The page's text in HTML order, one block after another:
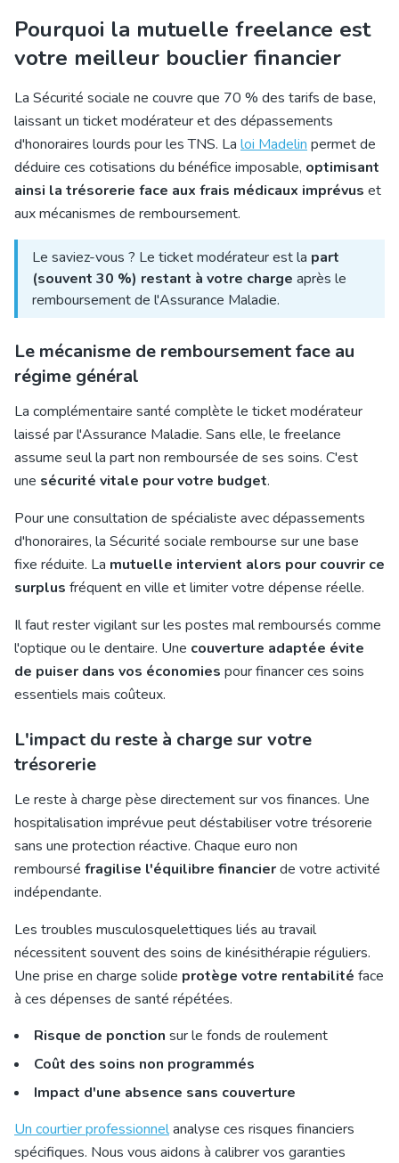
Pourquoi la mutuelle freelance est
votre meilleur bouclier financier
La Sécurité sociale ne couvre que 70 % des tarifs de base,
laissant un ticket modérateur et des dépassements
d'honoraires lourds pour les TNS. La loi Madelin permet de
déduire ces cotisations du bénéfice imposable, optimisant
ainsi la trésorerie face aux frais médicaux imprévus et
aux mécanismes de remboursement.
Le saviez-vous ? Le ticket modérateur est la part
(souvent 30 %) restant à votre charge après le
remboursement de l'Assurance Maladie.
Le mécanisme de remboursement face au
régime général
La complémentaire santé complète le ticket modérateur
laissé par l'Assurance Maladie. Sans elle, le freelance
assume seul la part non remboursée de ses soins. C'est
une sécurité vitale pour votre budget.
Pour une consultation de spécialiste avec dépassements
d'honoraires, la Sécurité sociale rembourse sur une base
fixe réduite. La mutuelle intervient alors pour couvrir ce
surplus fréquent en ville et limiter votre dépense réelle.
Il faut rester vigilant sur les postes mal remboursés comme
l'optique ou le dentaire. Une couverture adaptée évite
de puiser dans vos économies pour financer ces soins
essentiels mais coûteux.
L'impact du reste à charge sur votre
trésorerie
Le reste à charge pèse directement sur vos finances. Une
hospitalisation imprévue peut déstabiliser votre trésorerie
sans une protection réactive. Chaque euro non
remboursé fragilise l'équilibre financierde votre activité
indépendante.
Les troubles musculosquelettiques liés au travail
nécessitent souvent des soins de kinésithérapie réguliers.
Une prise en charge solide protège votre rentabilité face
à ces dépenses de santé répétées.
Risque de ponction sur le fonds de roulement
Coût des soins non programmés
Impact d'une absence sans couverture
Un courtier professionnelanalyse ces risques financiers
spécifiques. Nous vous aidons à calibrer vos garanties